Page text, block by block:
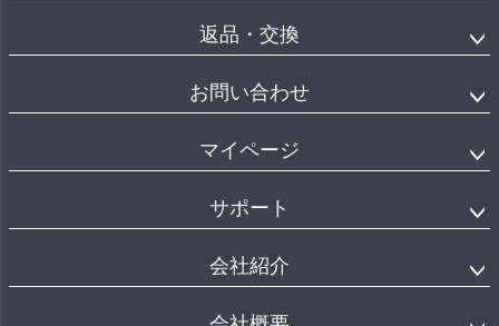
返品・交換
お問い合わせ
マイページ
サポート
会社紹介